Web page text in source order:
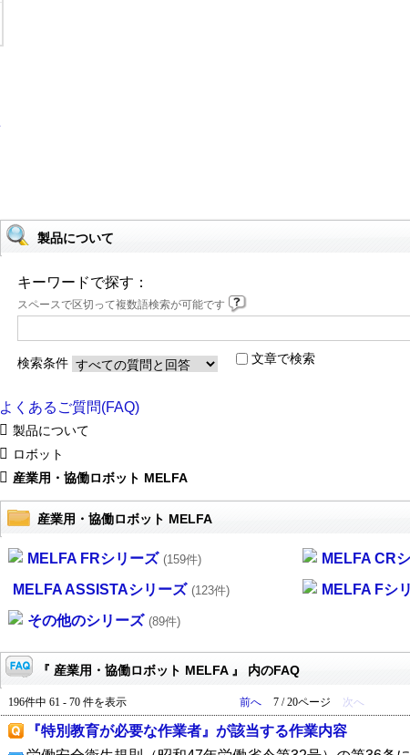
製品について
キーワードで探す：
スペースで区切って複数語検索が可能です
検索条件 文章で検索
よくあるご質問(FAQ)
製品について
ロボット
産業用・協働ロボット MELFA
産業用・協働ロボット MELFA
MELFA FRシリーズ (159件) MELFA CR
MELFA ASSISTAシリーズ (123件) MELFA Fシ
その他のシリーズ (89件)
『 産業用・協働ロボット MELFA 』 内のFAQ
196件中 61 - 70 件を表示 前へ 7 / 20ページ 次へ
『特別教育が必要な作業者』が該当する作業内容